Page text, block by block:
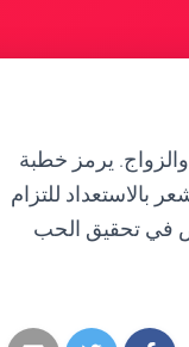
يرمز خطبة
بالاستعداد للتزام
في تحقيق الحب